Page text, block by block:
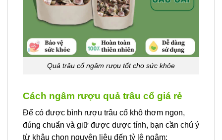
Quả trâu cổ ngâm rượu tốt cho sức khỏe
Cách ngâm rượu quả trâu cổ giá rẻ
Để có được bình rượu trâu cổ khô thơm ngon,
đúng chuẩn và giữ được dược tính, bạn cần chú ý
từ khâu chọn nguyên liệu đến tỷ lệ ngâm: